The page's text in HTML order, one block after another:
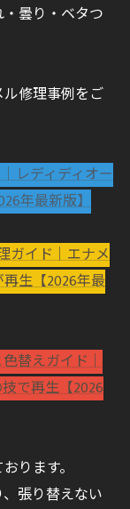
曇り・ベタつ
修理事例をご
レディディオー
年最新版】
ガイド｜エナメ
生【2026年最
替えガイド｜
で再生【2026
ります。
張り替えない